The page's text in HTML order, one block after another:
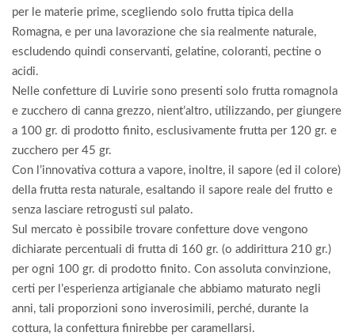
per le materie prime, scegliendo solo frutta tipica della
Romagna, e per una lavorazione che sia realmente naturale,
escludendo quindi conservanti, gelatine, coloranti, pectine o
acidi.
Nelle confetture di Luvirie sono presenti solo frutta romagnola
e zucchero di canna grezzo, nient’altro, utilizzando, per giungere
a 100 gr. di prodotto finito, esclusivamente frutta per 120 gr. e
zucchero per 45 gr.
Con l’innovativa cottura a vapore, inoltre, il sapore (ed il colore)
della frutta resta naturale, esaltando il sapore reale del frutto e
senza lasciare retrogusti sul palato.
Sul mercato è possibile trovare confetture dove vengono
dichiarate percentuali di frutta di 160 gr. (o addirittura 210 gr.)
per ogni 100 gr. di prodotto finito. Con assoluta convinzione,
certi per l’esperienza artigianale che abbiamo maturato negli
anni, tali proporzioni sono inverosimili, perché, durante la
cottura, la confettura finirebbe per caramellarsi.